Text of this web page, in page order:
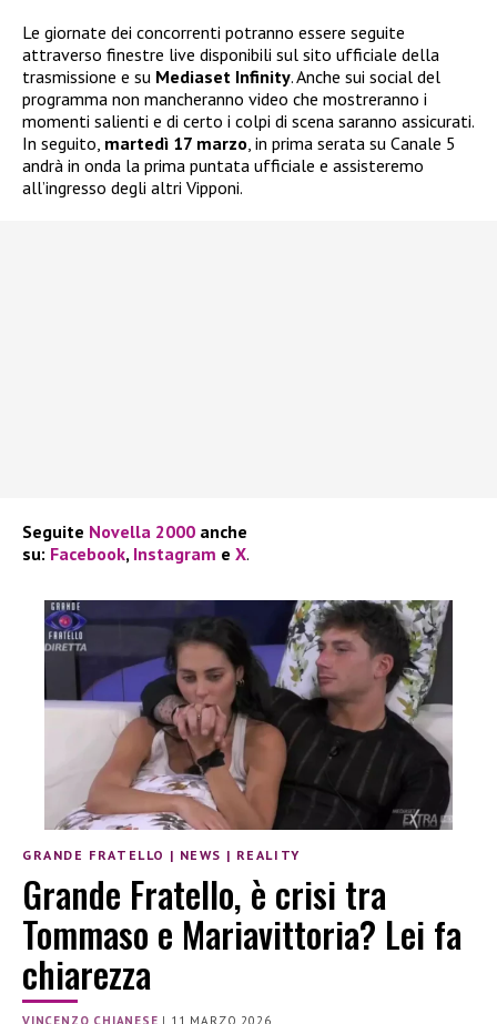
Le giornate dei concorrenti potranno essere seguite
attraverso finestre live disponibili sul sito ufficiale della
trasmissione e su Mediaset Infinity. Anche sui social del
programma non mancheranno video che mostreranno i
momenti salienti e di certo i colpi di scena saranno assicurati.
In seguito, martedì 17 marzo , in prima serata su Canale 5
andrà in onda la prima puntata ufficiale e assisteremo
all’ingresso degli altri Vipponi.
Seguite Novella 2000 anche
su: Facebook, Instagram e X.
GRANDE FRATELLO | NEWS | REALITY
Grande Fratello, è crisi tra
Tommaso e Mariavittoria? Lei fa
chiarezza
VINCENZO CHIANESE | 11 MARZO 2026